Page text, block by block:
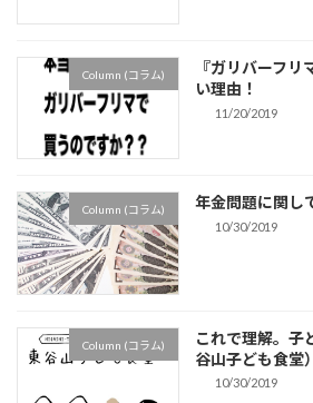
Column (コラム)
『ガリバーフ
い理由！
11/20/2019
Column (コラム) 年金問題に関し
10/30/2019
Column (コラム)
これで理解。
谷山子ども食堂）
10/30/2019